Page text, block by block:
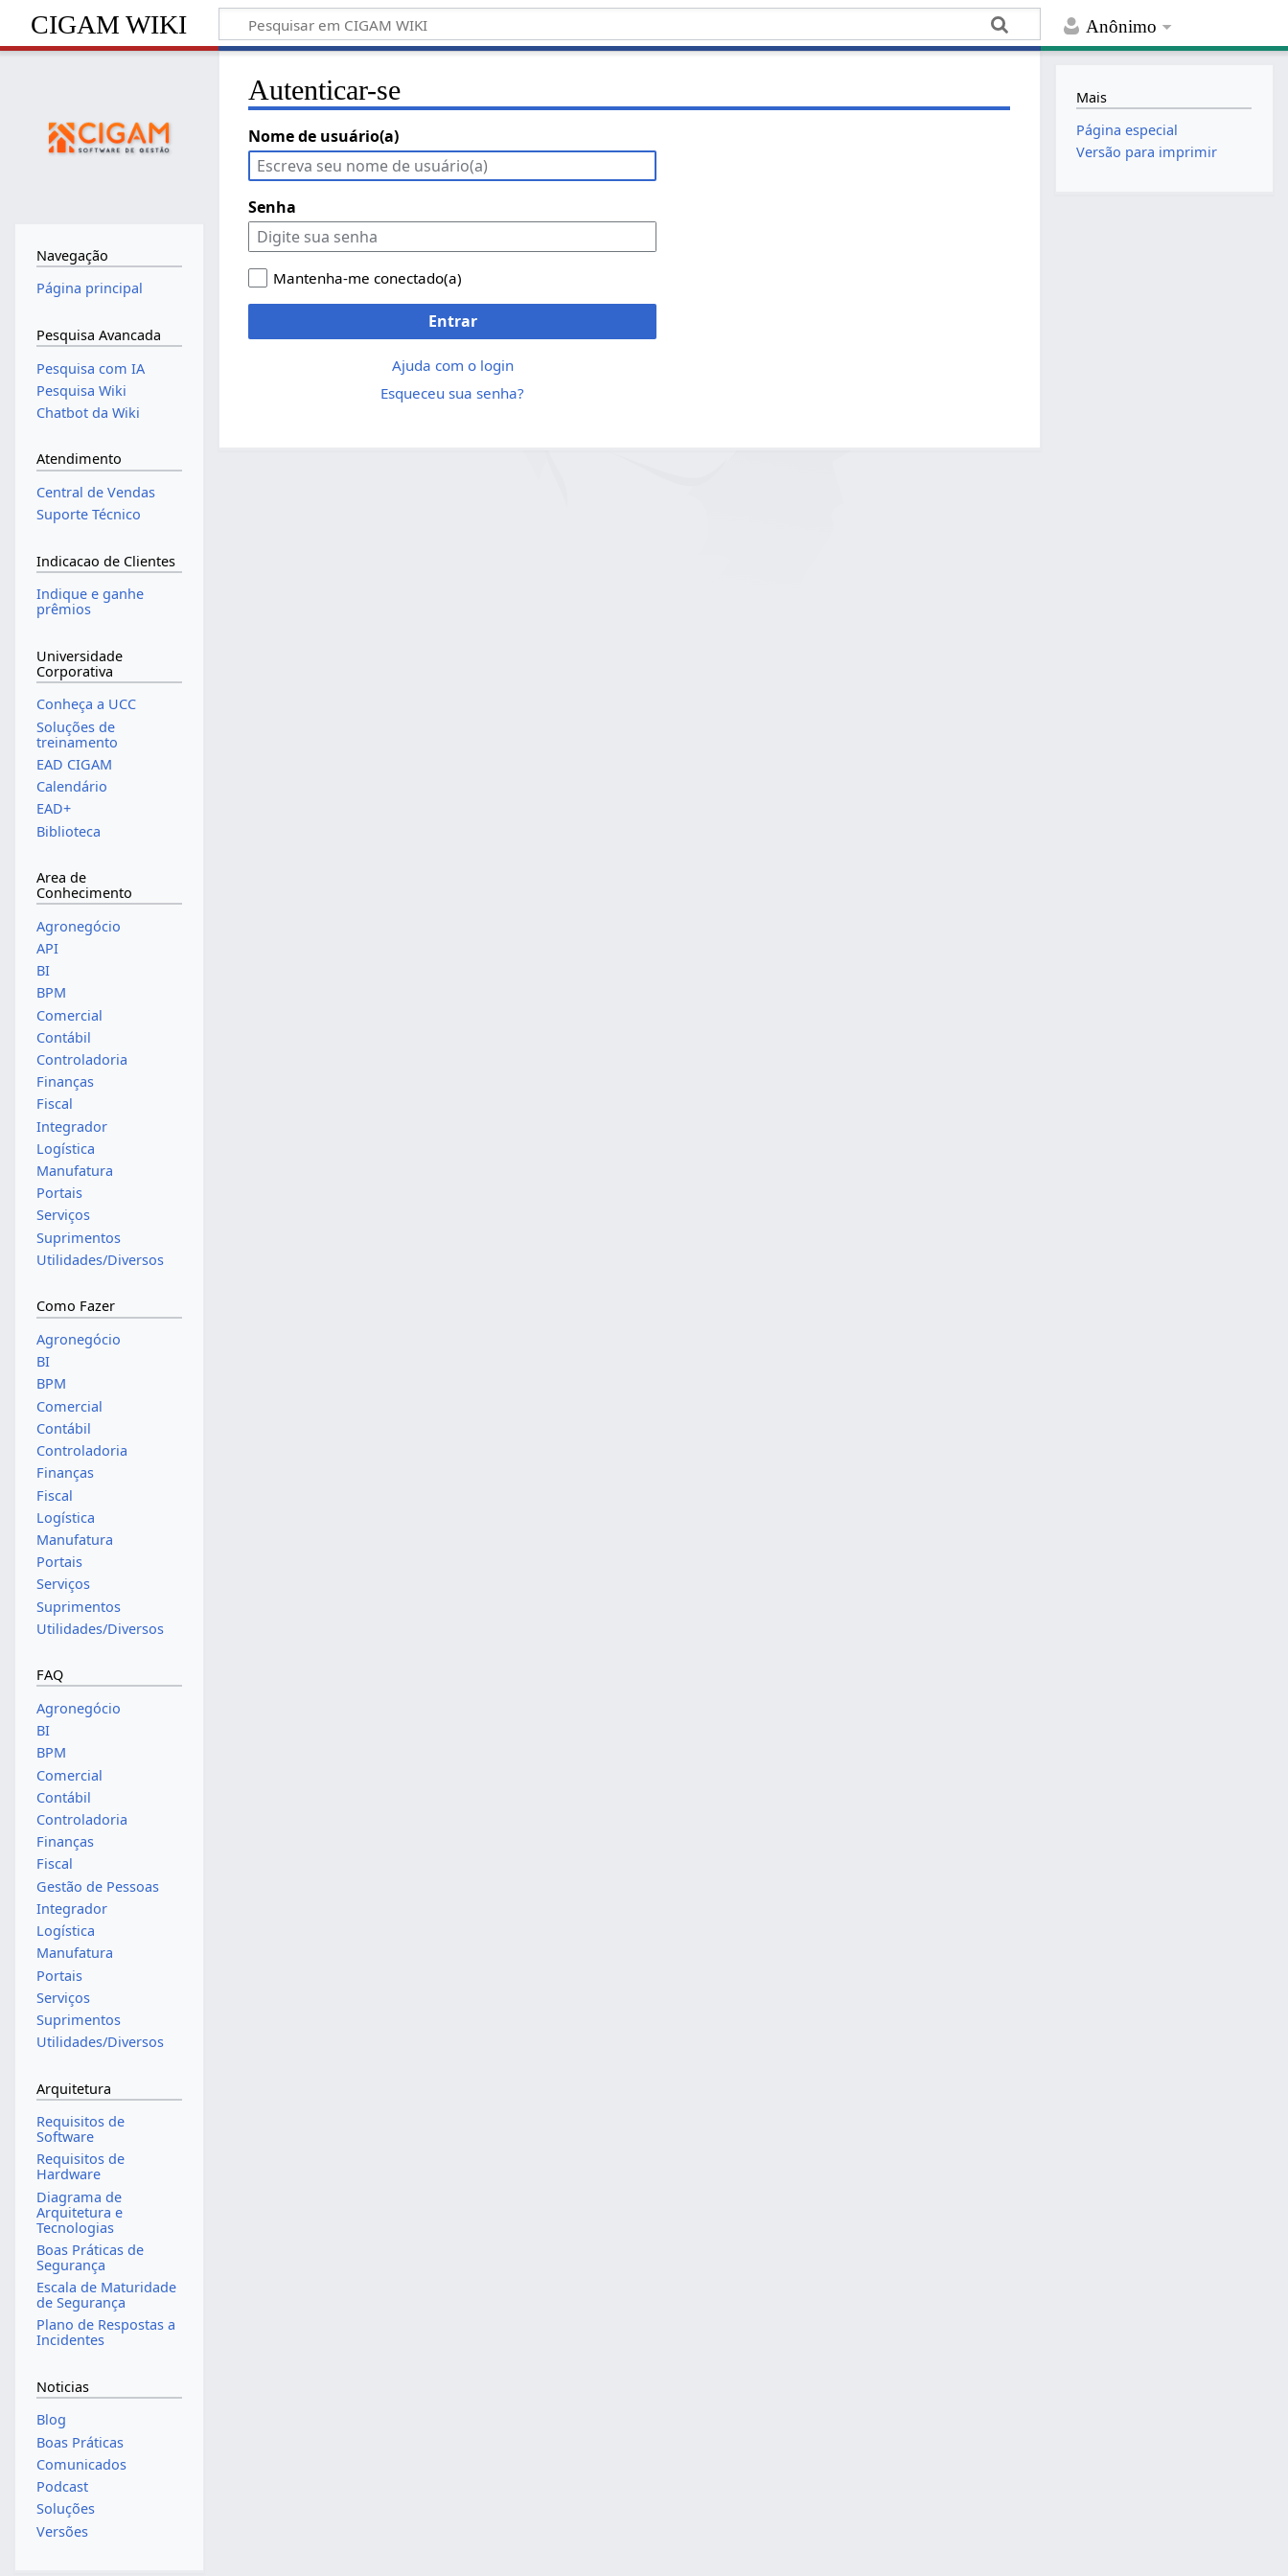
Anônimo
CIGAM WIKI
Autenticar-se
Nome de usuário(a)
Senha
Mantenha-me conectado(a)
Entrar
Ajuda com o login
Esqueceu sua senha?
Navegação
Página principal
Pesquisa Avancada
Pesquisa com IA
Pesquisa Wiki
Chatbot da Wiki
Atendimento
Central de Vendas
Suporte Técnico
Indicacao de Clientes
Indique e ganhe
prêmios
Universidade
Corporativa
Conheça a UCC
Soluções de
treinamento
EAD CIGAM
Calendário
EAD+
Biblioteca
Area de
Conhecimento
Agronegócio
API
BI
BPM
Comercial
Contábil
Controladoria
Finanças
Fiscal
Integrador
Logística
Manufatura
Portais
Serviços
Suprimentos
Utilidades/Diversos
Como Fazer
Agronegócio
BI
BPM
Comercial
Contábil
Controladoria
Finanças
Fiscal
Logística
Manufatura
Portais
Serviços
Suprimentos
Utilidades/Diversos
FAQ
Agronegócio
BI
BPM
Comercial
Contábil
Controladoria
Finanças
Fiscal
Gestão de Pessoas
Integrador
Logística
Manufatura
Portais
Serviços
Suprimentos
Utilidades/Diversos
Arquitetura
Requisitos de
Software
Requisitos de
Hardware
Diagrama de
Arquitetura e
Tecnologias
Boas Práticas de
Segurança
Escala de Maturidade
de Segurança
Plano de Respostas a
Incidentes
Noticias
Blog
Boas Práticas
Comunicados
Podcast
Soluções
Versões
Mais
Página especial
Versão para imprimir